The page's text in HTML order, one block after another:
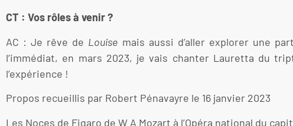
CT : Vos rôles à venir ?
AC : Je rêve de Louise mais aussi d’aller explorer une
l’immédiat, en mars 2023, je vais chanter Lauretta du
l’expérience !
Propos recueillis par Robert Pénavayre le 16 janvier 2023
Les Noces de Figaro de W A Mozart à l’Opéra national du